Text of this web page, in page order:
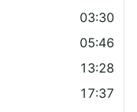
03:30
05:46
13:28
17:37